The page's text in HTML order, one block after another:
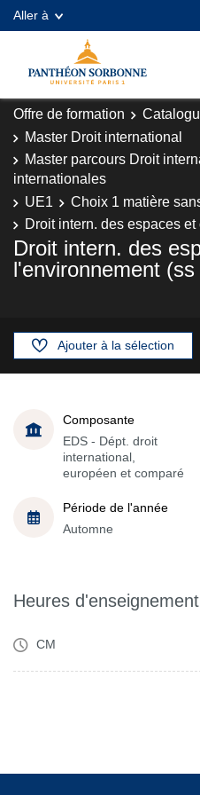
Aller à
Offre de formation
Master Droit international
Master parcours Droit
internationales
UE1
Choix 1 matière
Droit intern. des espaces
Droit intern. des
l'environnement (ss
Ajouter à la sélection
Composante
EDS - Dépt. droit
international,
européen et comparé
Période de l'année
Automne
Heures d'enseignement
CM